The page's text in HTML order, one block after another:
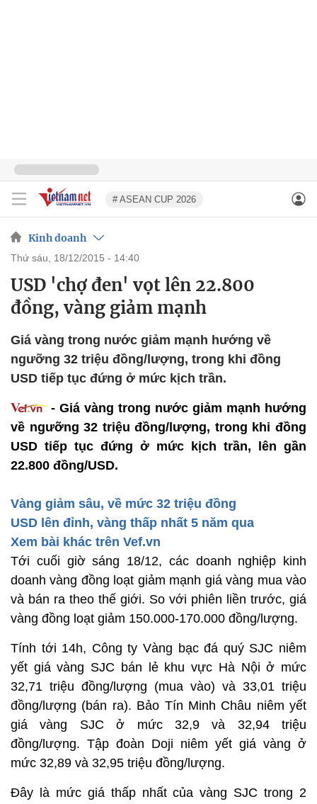
# ASEAN CUP 2026
Kinh doanh
thứ sáu, 18/12/2015 - 14:40
USD 'chợ đen' vọt lên 22.800
đồng, vàng giảm mạnh
Giá vàng trong nước giảm mạnh hướng về
ngưỡng 32 triệu đồng/lượng, trong khi đồng
USD tiếp tục đứng ở mức kịch trần.
- Giá vàng trong nước giảm mạnh hướng
về ngưỡng 32 triệu đồng/lượng, trong khi đồng
USD tiếp tục đứng ở mức kịch trần, lên gần
22.800 đồng/USD.
Vàng giảm sâu, về mức 32 triệu đồng
USD lên đỉnh, vàng thấp nhất 5 năm qua
Xem bài khác trên Vef.vn
Tới cuối giờ sáng 18/12, các doanh nghiệp kinh
doanh vàng đồng loạt giảm mạnh giá vàng mua vào
và bán ra theo thế giới. So với phiên liền trước, giá
vàng đồng loạt giảm 150.000-170.000 đồng/lượng.
Tính tới 14h, Công ty Vàng bạc đá quý SJC niêm
yết giá vàng SJC bán lẻ khu vực Hà Nội ở mức
32,71 triệu đồng/lượng (mua vào) và 33,01 triệu
đồng/lượng (bán ra). Bảo Tín Minh Châu niêm yết
giá vàng SJC ở mức 32,9 và 32,94 triệu
đồng/lượng. Tập đoàn Doji niêm yết giá vàng ở
mức 32,89 và 32,95 triệu đồng/lượng.
Đây là mức giá thấp nhất của vàng SJC trong 2